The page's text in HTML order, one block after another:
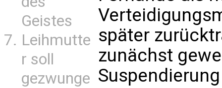
Geistes
Leihmutte
r soll
gezwunge
später
zunächst